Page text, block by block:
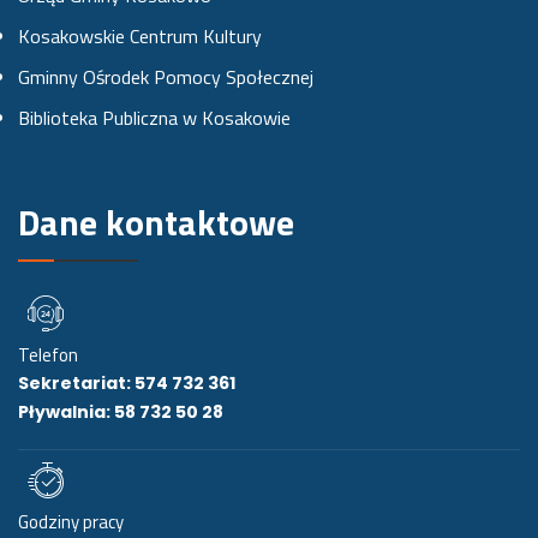
o
k
u
r
a
m
i
e
Kosakowskie Centrum Kultury
Gminny Ośrodek Pomocy Społecznej
Biblioteka Publiczna w Kosakowie
Dane kontaktowe
Telefon
Sekretariat: 574 732 361
Pływalnia: 58 732 50 28
Godziny pracy